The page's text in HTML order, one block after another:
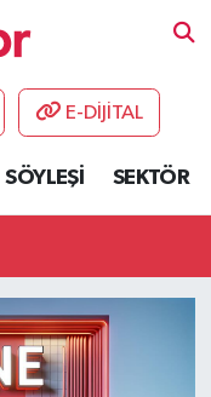
E-DİJİTAL
SÖYLEŞİ SEKTÖR